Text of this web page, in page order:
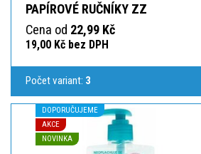
PAPÍROVÉ RUČNÍKY ZZ
Cena od 22,99 Kč
19,00 Kč bez DPH
Počet variant: 3
DOPORUČUJEME
AKCE
NOVINKA